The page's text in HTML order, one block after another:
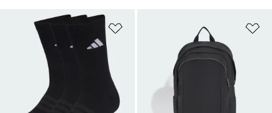
Favori Listesine Ekle